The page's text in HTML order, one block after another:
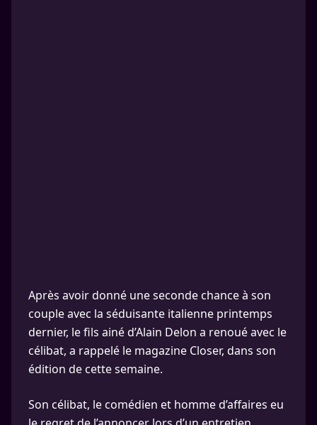
Après avoir donné une seconde chance à son
couple avec la séduisante italienne printemps
dernier, le fils ainé d’Alain Delon a renoué avec le
célibat, a rappelé le magazine Closer, dans son
édition de cette semaine.
Son célibat, le comédien et homme d’affaires eu